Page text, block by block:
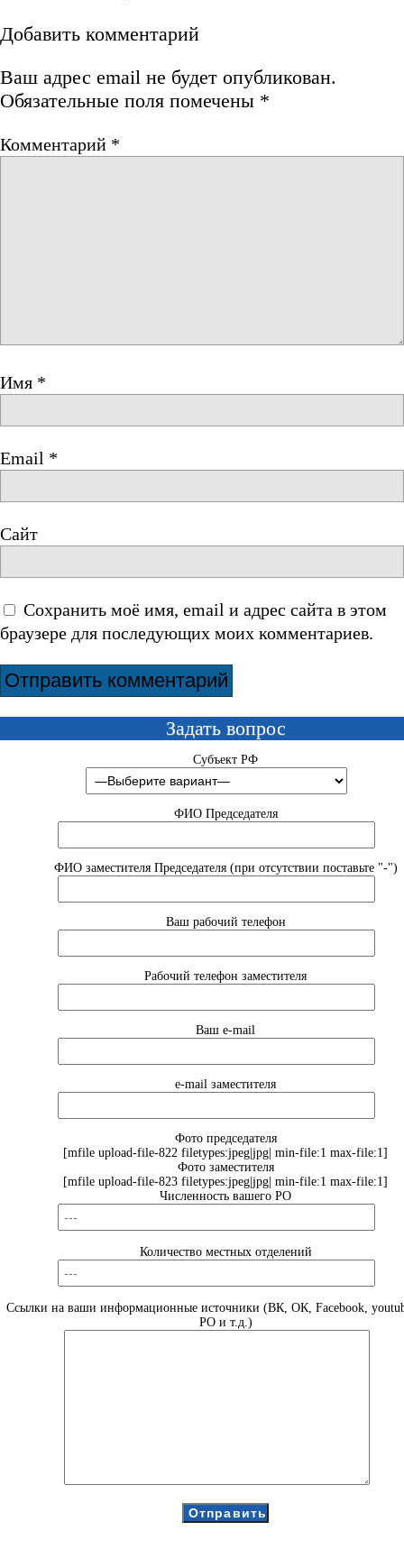
Добавить комментарий
Ваш адрес email не будет опубликован.
Обязательные поля помечены *
Комментарий *
Имя *
Email *
Сайт
Сохранить моё имя, email и адрес сайта в этом
браузере для последующих моих комментариев.
Задать вопрос
Субъект РФ
ФИО Председателя
ФИО заместителя Председателя (при отсутствии поставьте "-")
Ваш рабочий телефон
Рабочий телефон заместителя
Ваш e-mail
e-mail заместителя
Фото председателя
[mfile upload-file-822 filetypes:jpeg|jpg| min-file:1 max-file:1]
Фото заместителя
[mfile upload-file-823 filetypes:jpeg|jpg| min-file:1 max-file:1]
Численность вашего РО
Количество местных отделений
Ссылки на ваши информационные источники (ВК, ОК, Facebook,
РО и т.д.)